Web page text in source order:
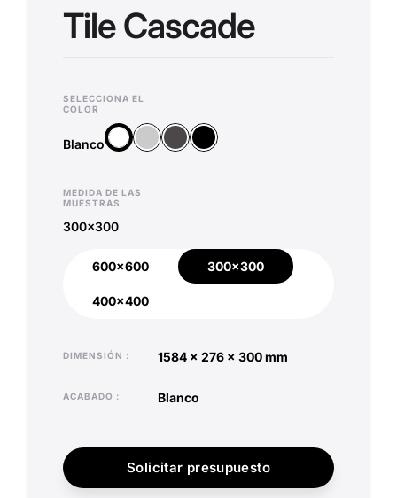
Tile Cascade
SELECCIONA EL
COLOR
Blanco
BlancoPlataAntracitaNegro
MEDIDA DE LAS
MUESTRAS
300x300
600x600 300x300
300x300
400x400
DIMENSIÓN 1584 x 276 x 300 mm
ACABADO blanco
Solicitar presupuesto